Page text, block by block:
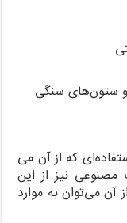
ستون‌های سنگی
که از آن می
نیز از این
آن می‌توان به موارد